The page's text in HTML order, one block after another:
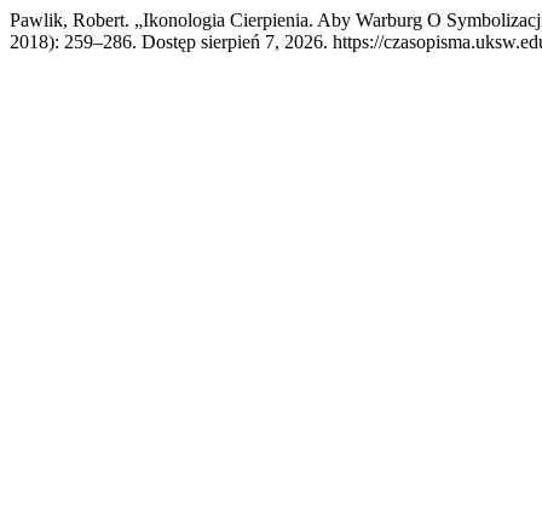
Pawlik, Robert. „Ikonologia Cierpienia. Aby Warburg O
2018): 259–286. Dostęp sierpień 7, 2026. https://